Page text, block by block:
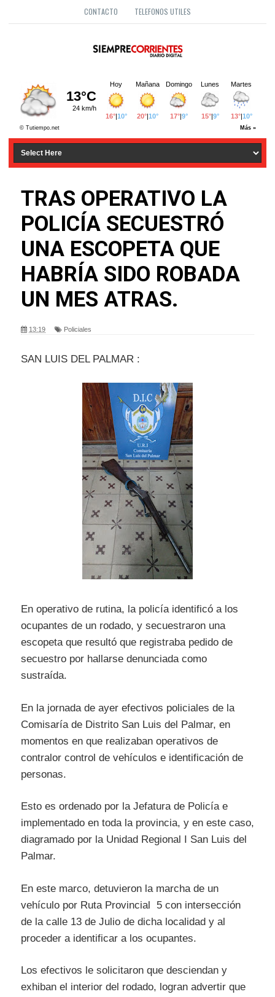
CONTACTO TELEFONOS UTILES
TRAS OPERATIVO LA
POLICÍA SECUESTRÓ
UNA ESCOPETA QUE
HABRÍA SIDO ROBADA
UN MES ATRAS.
13:19 Policiales
SAN LUIS DEL PALMAR :
En operativo de rutina, la policía identificó a los
ocupantes de un rodado, y secuestraron una
escopeta que resultó que registraba pedido de
secuestro por hallarse denunciada como
sustraída.
En la jornada de ayer efectivos policiales de la
Comisaría de Distrito San Luis del Palmar, en
momentos en que realizaban operativos de
contralor control de vehículos e identificación de
personas.
Esto es ordenado por la Jefatura de Policía e
implementado en toda la provincia, y en este caso,
diagramado por la Unidad Regional I San Luis del
Palmar.
En este marco, detuvieron la marcha de un
vehículo por Ruta Provincial 5 con intersección
de la calle 13 de Julio de dicha localidad y al
proceder a identificar a los ocupantes.
Los efectivos le solicitaron que desciendan y
exhiban el interior del rodado, logran advertir que